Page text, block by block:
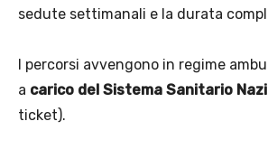
sedute settimanali e la durata
I percorsi avvengono in regime
a carico del Sistema Sanitario
ticket).